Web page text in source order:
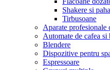
Shakere si
Tirbusoane
Aparate profesionale
Automate de cafea si
Blendere
Dispozitive pentru
Espressoare